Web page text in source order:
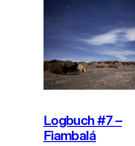
Logbuch #7 –
Fiambalá